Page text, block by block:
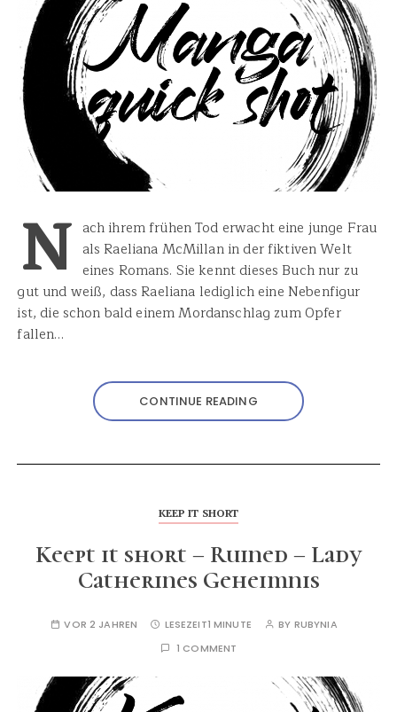
N ach ihrem frühen Tod erwacht eine junge Frau
als Raeliana McMillan in der fiktiven Welt
eines Romans. Sie kennt dieses Buch nur zu
gut und weiß, dass Raeliana lediglich eine Nebenfigur
ist, die schon bald einem Mordanschlag zum Opfer
fallen…
CONTINUE READING
KEEP IT SHORT
Keept it short – Ruined – Lady
Catherines Geheimnis
VOR 2 JAHREN LESEZEIT1 MINUTE BY RUBYNIA
1 COMMENT